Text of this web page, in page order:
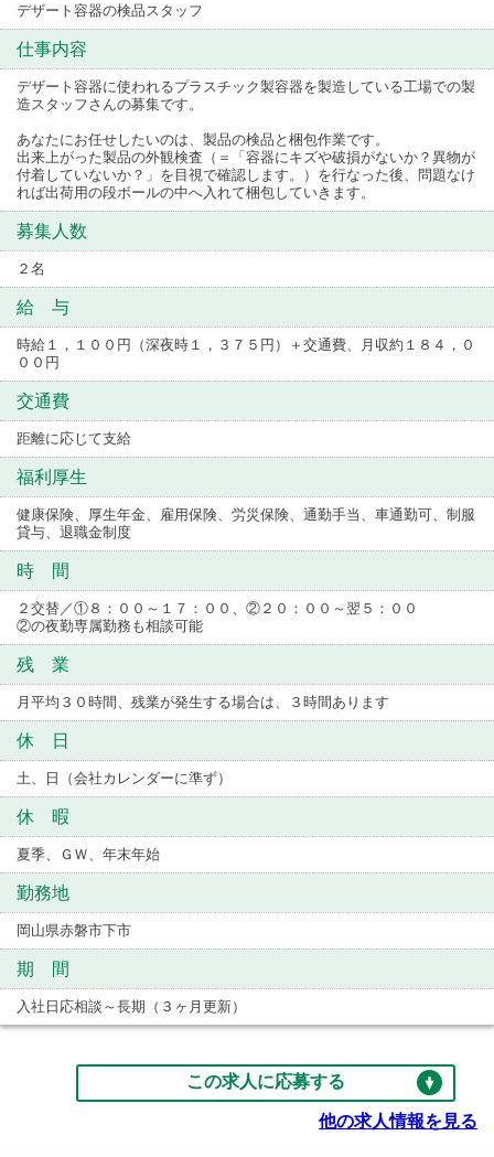
デザート容器の検品スタッフ
仕事内容
デザート容器に使われるプラスチック製容器を製造している工場での製
造スタッフさんの募集です。
あなたにお任せしたいのは、製品の検品と梱包作業です。
出来上がった製品の外観検査（＝「容器にキズや破損がないか？異物が
付着していないか？」を目視で確認します。）を行なった後、問題なけ
れば出荷用の段ボールの中へ入れて梱包していきます。
募集人数
２名
給 与
時給１，１００円（深夜時１，３７５円）＋交通費、月収約１８４，０
００円
交通費
距離に応じて支給
福利厚生
健康保険、厚生年金、雇用保険、労災保険、通勤手当、車通勤可、制服
貸与、退職金制度
時 間
２交替／①８：００～１７：００、②２０：００～翌５：００
②の夜勤専属勤務も相談可能
残 業
月平均３０時間、残業が発生する場合は、３時間あります
休 日
土、日（会社カレンダーに準ず）
休 暇
夏季、ＧＷ、年末年始
勤務地
岡山県赤磐市下市
期 間
入社日応相談～長期（３ヶ月更新）
この求人に応募する
他の求人情報を見る